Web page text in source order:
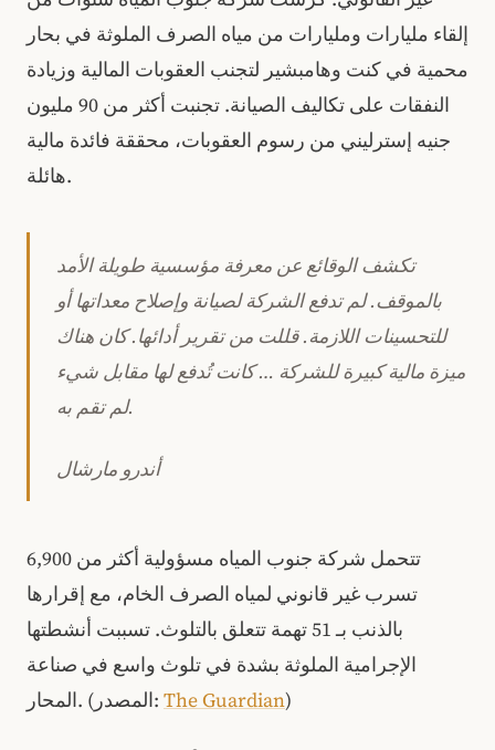
إلقاء مليارات ومليارات من مياه الصرف الملوثة في بحار
محمية في كنت وهامبشير لتجنب العقوبات المالية وزيادة
النفقات على تكاليف الصيانة. تجنبت أكثر من 90 مليون
جنيه إسترليني من رسوم العقوبات، محققة فائدة مالية
هائلة.
تكشف الوقائع عن معرفة مؤسسية طويلة الأمد
بالموقف. لم تدفع الشركة لصيانة وإصلاح معداتها أو
للتحسينات اللازمة. قللت من تقرير أدائها. كان هناك
ميزة مالية كبيرة للشركة … كانت تُدفع لها مقابل شيء
لم تقم به.
أندرو مارشال
تتحمل شركة جنوب المياه مسؤولية أكثر من 6,900
تسرب غير قانوني لمياه الصرف الخام، مع إقرارها
بالذنب بـ 51 تهمة تتعلق بالتلوث. تسببت أنشطتها
الإجرامية الملوثة بشدة في تلوث واسع في صناعة
المحار. (المصدر: The Guardian)